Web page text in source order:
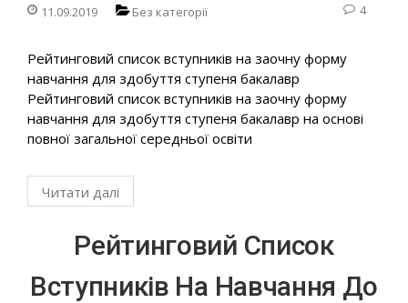
11.09.2019 Без категорії 4
Рейтинговий список вступників на заочну форму
навчання для здобуття ступеня бакалавр
Рейтинговий список вступників на заочну форму
навчання для здобуття ступеня бакалавр на основі
повної загальної середньої освіти
Читати далі
Рейтинговий Список
Вступників На Навчання До